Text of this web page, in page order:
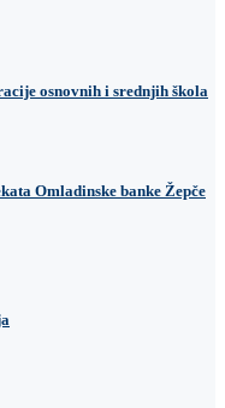
osnovnih i srednjih škola
Omladinske banke Žepče